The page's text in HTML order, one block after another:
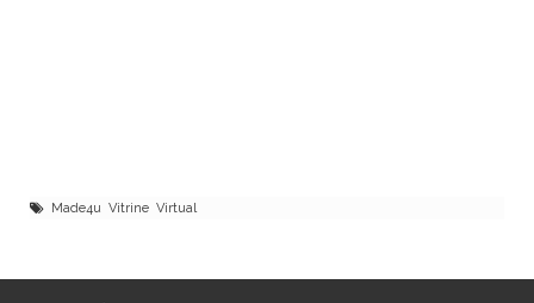
Made4u Vitrine Virtual